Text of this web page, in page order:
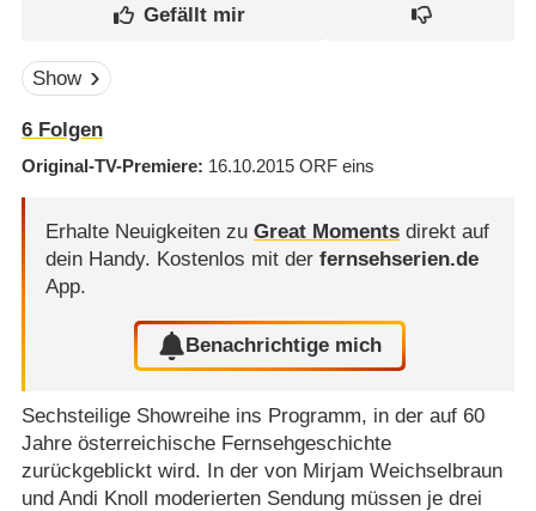
Show
6Folgen
Original-TV-Premiere 16.10.2015 ORF eins
Erhalte Neuigkeiten zu Great Momentsdirekt auf
dein Handy. Kostenlos mit der fernsehserien.de
App.
Benachrichtige mich
Sechsteilige Showreihe ins Programm, in der auf 60
Jahre österreichische Fernsehgeschichte
zurückgeblickt wird. In der von Mirjam Weichselbraun
und Andi Knoll moderierten Sendung müssen je drei